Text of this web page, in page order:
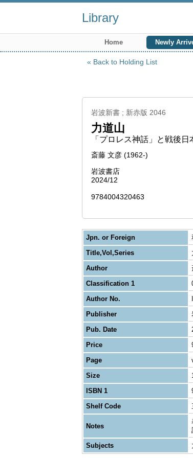
Library
Home Newly
Back to Holding List
岩波新書 ; 新赤版 2046
力道山
「プロレス神話」と戦後日
斎藤 文彦 (1962-)
岩波書店
2024/12
9784004320463
Jpn. or Foreign
Title,Vol,Series
Author
Classification 1
Author No.
Publisher
Pub. Date
Price
Page
Size
ISBN 1
Shelf Code
Notes
Subjects